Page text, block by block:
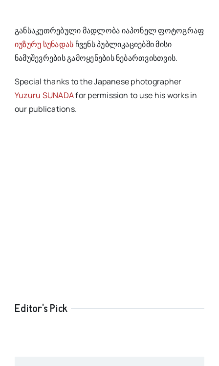
განსაკუთრებული მადლობა იაპონელ ფოტოგრაფ
იუზურუ სუნადას ჩვენს პუბლიკაციებში მისი
ნამუშევრების გამოყენების ნებართვისთვის.
Special thanks to the Japanese photographer
Yuzuru SUNADAfor permission to use his works in
our publications.
Editor's Pick